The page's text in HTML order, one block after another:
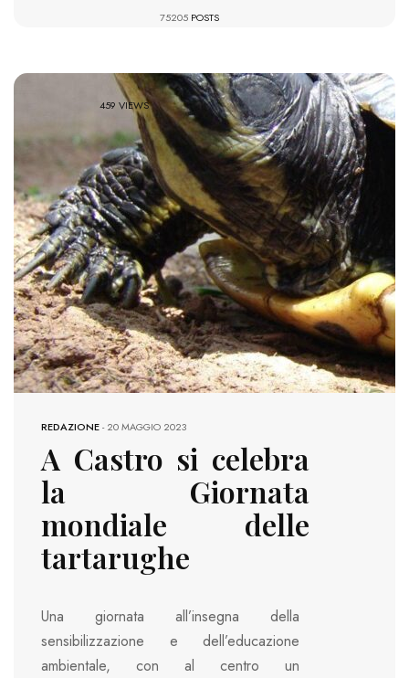
75205 POSTS
459 VIEWS
REDAZIONE-20 MAGGIO 2023
A Castro si celebra
la Giornata
mondiale delle
tartarughe
Una giornata all’insegna della
sensibilizzazione e dell’educazione
ambientale, con al centro un